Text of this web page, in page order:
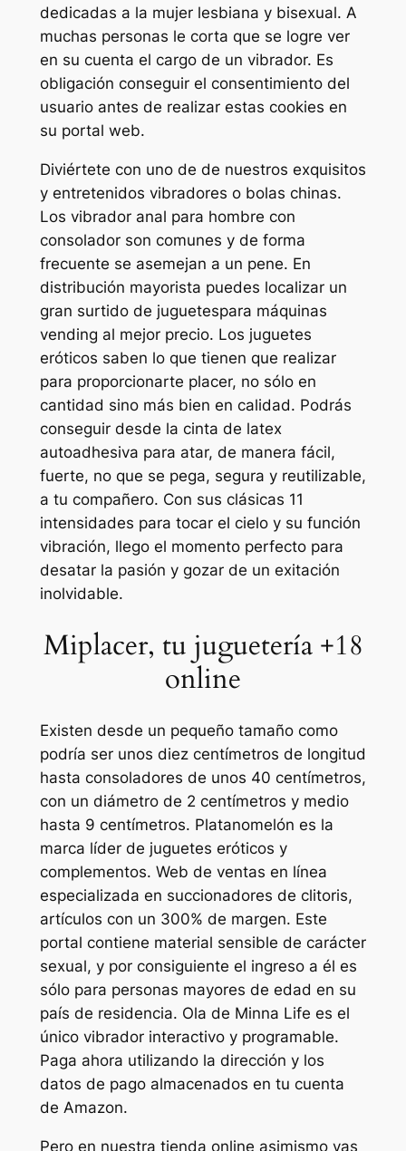
dedicadas a la mujer lesbiana y bisexual. A
muchas personas le corta que se logre ver
en su cuenta el cargo de un vibrador. Es
obligación conseguir el consentimiento del
usuario antes de realizar estas cookies en
su portal web.
Diviértete con uno de de nuestros exquisitos
y entretenidos vibradores o bolas chinas.
Los vibrador anal para hombre con
consolador son comunes y de forma
frecuente se asemejan a un pene. En
distribución mayorista puedes localizar un
gran surtido de juguetespara máquinas
vending al mejor precio. Los juguetes
eróticos saben lo que tienen que realizar
para proporcionarte placer, no sólo en
cantidad sino más bien en calidad. Podrás
conseguir desde la cinta de latex
autoadhesiva para atar, de manera fácil,
fuerte, no que se pega, segura y reutilizable,
a tu compañero. Con sus clásicas 11
intensidades para tocar el cielo y su función
vibración, llego el momento perfecto para
desatar la pasión y gozar de un exitación
inolvidable.
Miplacer, tu juguetería +18
online
Existen desde un pequeño tamaño como
podría ser unos diez centímetros de longitud
hasta consoladores de unos 40 centímetros,
con un diámetro de 2 centímetros y medio
hasta 9 centímetros. Platanomelón es la
marca líder de juguetes eróticos y
complementos. Web de ventas en línea
especializada en succionadores de clitoris,
artículos con un 300% de margen. Este
portal contiene material sensible de carácter
sexual, y por consiguiente el ingreso a él es
sólo para personas mayores de edad en su
país de residencia. Ola de Minna Life es el
único vibrador interactivo y programable.
Paga ahora utilizando la dirección y los
datos de pago almacenados en tu cuenta
de Amazon.
Pero en nuestra tienda online asimismo vas